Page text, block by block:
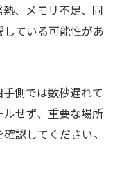
、メモリ不足、同
ている可能性があ
側では数秒遅れて
せず、重要な場所
認してください。